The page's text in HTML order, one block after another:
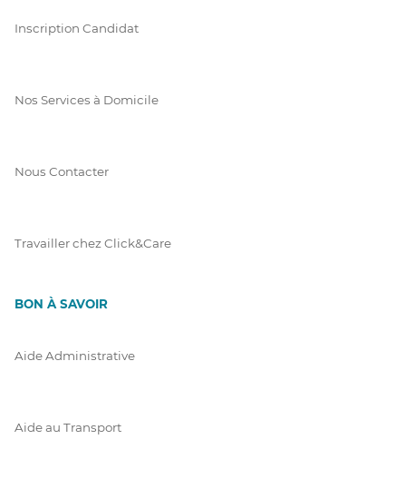
Inscription Candidat
Nos Services à Domicile
Nous Contacter
Travailler chez Click&Care
BON À SAVOIR
Aide Administrative
Aide au Transport